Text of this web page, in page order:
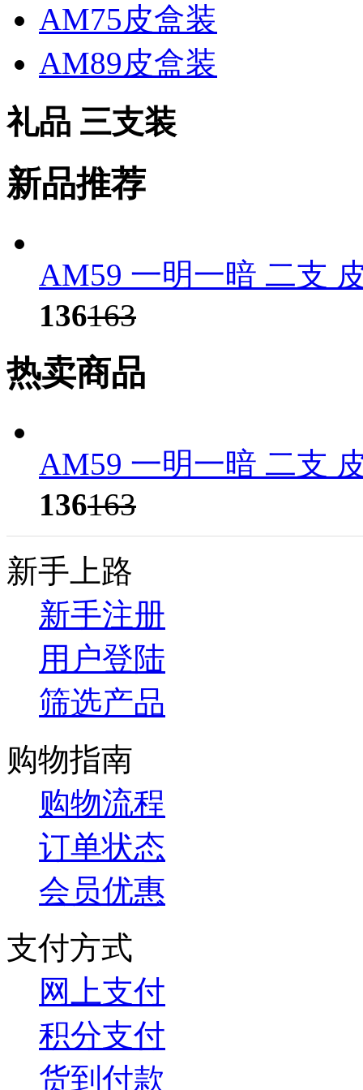
AM75皮盒装
AM89皮盒装
礼品 三支装
新品推荐
AM59 一明一暗 二支
136163
热卖商品
AM59 一明一暗 二支
136163
新手上路
新手注册
用户登陆
筛选产品
购物指南
购物流程
订单状态
会员优惠
支付方式
网上支付
积分支付
货到付款